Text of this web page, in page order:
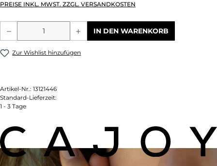
PREISE INKL. MWST. ZZGL. VERSANDKOSTEN
Produkt Anzahl: Gib den gewünschten
IN DEN WARENKORB
Zur Wishlist hinzufügen
Artikel-Nr.: 13121446
Standard-Lieferzeit:
1 - 3 Tage